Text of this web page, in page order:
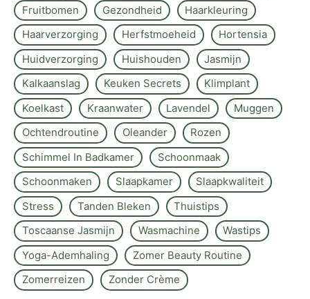
Fruitbomen
Gezondheid
Haarkleuring
Haarverzorging
Herfstmoeheid
Hortensia
Huidverzorging
Huishouden
Jasmijn
Kalkaanslag
Keuken Secrets
Klimplant
Koelkast
Kraanwater Lavendel
Muggen
Ochtendroutine
Oleander
Rozen
Schimmel In Badkamer
Schoonmaak
Schoonmaken
Slaapkamer
Slaapkwaliteit
Stress
Tanden Bleken
Thuistips
Toscaanse Jasmijn
Wasmachine
Wastips
Yoga-Ademhaling
Zomer Beauty Routine
Zomerreizen
Zonder Crème